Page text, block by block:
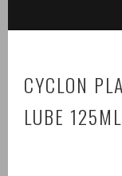
CYCLON
LUBE 125ML